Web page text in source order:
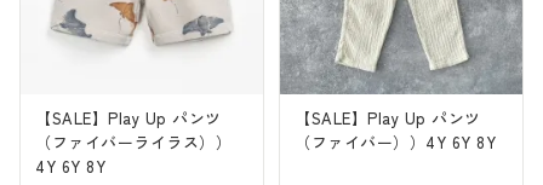
【SALE】Play Up パンツ
（ファイバーライラス））
4Y 6Y 8Y
【SALE】Play Up パンツ
（ファイバー））4Y 6Y 8Y